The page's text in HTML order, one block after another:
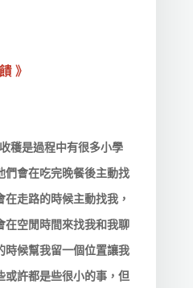
》
穫是過程中有很多小學
們會在吃完晚餐後主動找
走路的時候主動找我，
在空閒時間來找我和我聊
時候幫我留一個位置讓我
或許都是些很小的事，但